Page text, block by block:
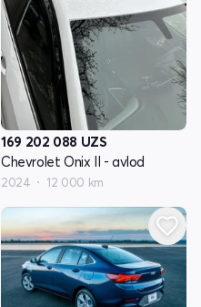
169 202 088 UZS
Chevrolet Onix II - avlod
2024 12 000 km